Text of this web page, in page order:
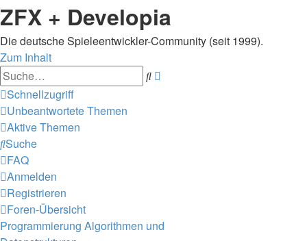
ZFX + Developia
Die deutsche Spieleentwickler-Community (seit 1999).
Zum Inhalt
Suche
Schnellzugriff
Unbeantwortete Themen
Aktive Themen
Suche
FAQ
Anmelden
Registrieren
Foren-Übersicht
Programmierung Algorithmen und